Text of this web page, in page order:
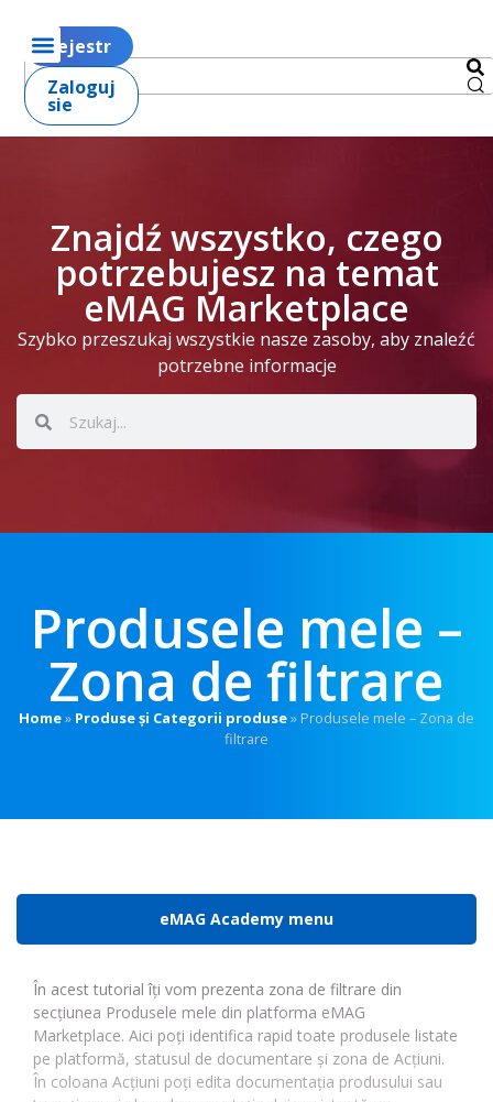
Rejestr
Zaloguj
sie
Znajdź wszystko, czego
potrzebujesz na temat
eMAG Marketplace
Szybko przeszukaj wszystkie nasze zasoby, aby znaleźć
potrzebne informacje
Produsele mele –
Zona de filtrare
Home» Produse și Categorii produse»Produsele mele – Zona de
filtrare
eMAG Academy menu
În acest tutorial îți vom prezenta zona de filtrare din
secțiunea Produsele mele din platforma eMAG
Marketplace. Aici poți identifica rapid toate produsele listate
pe platformă, statusul de documentare și zona de Acțiuni.
În coloana Acțiuni poți edita documentația produsului sau